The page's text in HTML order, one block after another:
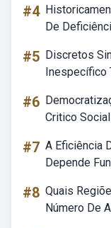
#4
De
#5 Discretos
Inespecífico
#6
Critico
#7 A Eficiência
Depende
#8 Quais
Número De